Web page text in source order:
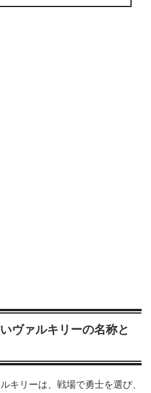
ヴァルキリーの名称と
キリーは、戦場で勇士を選び、